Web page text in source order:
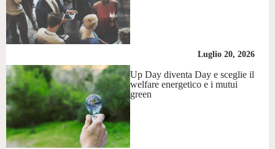
Luglio 20, 2026
Up Day diventa Day e sceglie il
welfare energetico e i mutui
green